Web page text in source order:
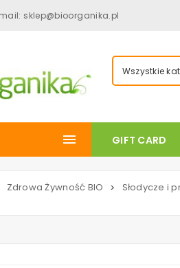
sklep@bioorganika.pl
Wszystkie
GIFT CARD
Zdrowa Żywność BIO > Słodycze i